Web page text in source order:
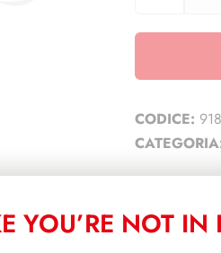
CODICE:
CORRELATI
YOU’RE NOT IN